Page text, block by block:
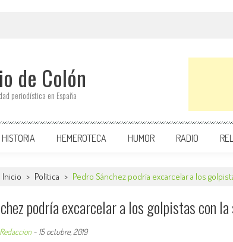
de Colón
periodística en España
HISTORIA HEMEROTECA HUMOR RADIO
Inicio > Política > Pedro Sánchez podría excarcelar a los
podría excarcelar a los golpistas con
Redaccion - 15 octubre, 2019